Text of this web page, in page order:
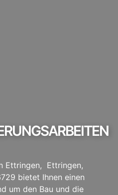
Ettringen, Ettringen,
bietet Ihnen einen
um den Bau und die